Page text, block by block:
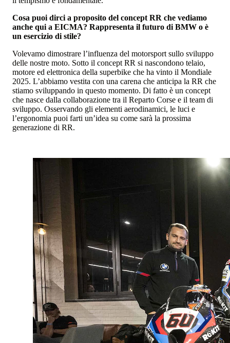
Cosa puoi dirci a proposito del concept RR che vediamo
anche qui a EICMA? Rappresenta il futuro di BMW o è
un esercizio di stile?
Volevamo dimostrare l’influenza del motorsport sullo sviluppo
delle nostre moto. Sotto il concept RR si nascondono telaio,
motore ed elettronica della superbike che ha vinto il Mondiale
2025. L’abbiamo vestita con una carena che anticipa la RR che
stiamo sviluppando in questo momento. Di fatto è un concept
che nasce dalla collaborazione tra il Reparto Corse e il team di
sviluppo. Osservando gli elementi aerodinamici, le luci e
l’ergonomia puoi farti un’idea su come sarà la prossima
generazione di RR.